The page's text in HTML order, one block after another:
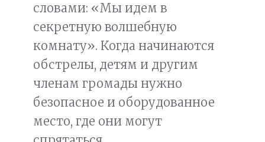
словами: «Мы идем в
секретную волшебную
комнату». Когда начинаются
обстрелы, детям и другим
членам громады нужно
безопасное и оборудованное
место, где они могут